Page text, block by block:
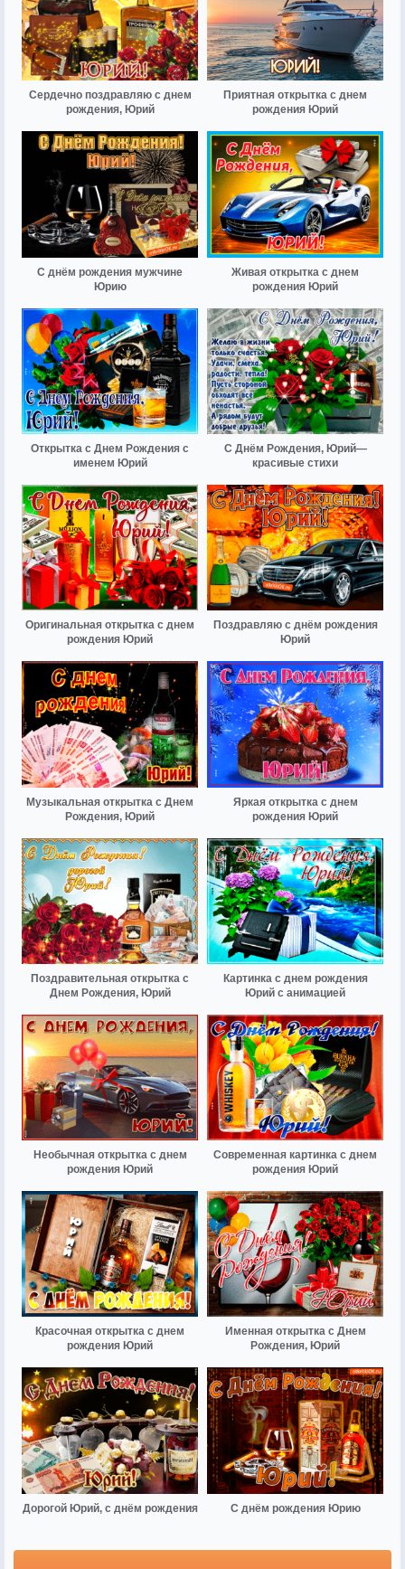
Сердечно поздравляю с днем
рождения, Юрий
Приятная открытка с днем
рождения Юрий
С днём рождения мужчине
Юрию
Живая открытка с днем
рождения Юрий
Открытка с Днем Рождения с
именем Юрий
С Днём Рождения, Юрий—
красивые стихи
Оригинальная открытка с днем
рождения Юрий
Поздравляю с днём рождения
Юрий
Музыкальная открытка с Днем
Рождения, Юрий
Яркая открытка с днем
рождения Юрий
Поздравительная открытка с
Днем Рождения, Юрий
Картинка с днем рождения
Юрий с анимацией
Необычная открытка с днем
рождения Юрий
Современная картинка с днем
рождения Юрий
Красочная открытка с днем
рождения Юрий
Именная открытка с Днем
Рождения, Юрий
Дорогой Юрий, с днём рождения С днём рождения Юрию